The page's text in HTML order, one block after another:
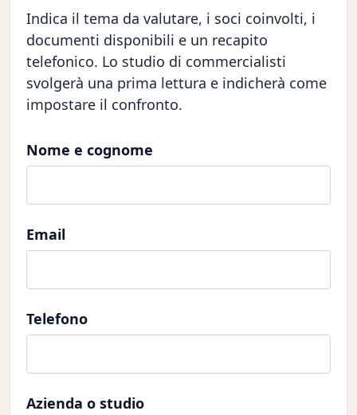
Indica il tema da valutare, i soci coinvolti, i
documenti disponibili e un recapito
telefonico. Lo studio di commercialisti
svolgerà una prima lettura e indicherà come
impostare il confronto.
Nome e cognome
Email
Telefono
Azienda o studio